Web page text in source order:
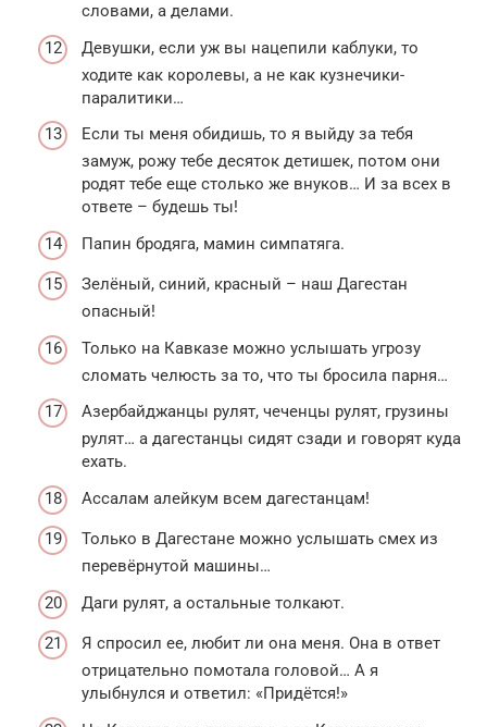
словами, а делами.
Девушки, если уж вы нацепили каблуки, то
ходите как королевы, а не как кузнечики-
паралитики…
Если ты меня обидишь, то я выйду за тебя
замуж, рожу тебе десяток детишек, потом они
родят тебе еще столько же внуков… И за всех в
ответе – будешь ты!
Папин бродяга, мамин симпатяга.
Зелёный, синий, красный – наш Дагестан
опасный!
Только на Кавказе можно услышать угрозу
сломать челюсть за то, что ты бросила парня…
Азербайджанцы рулят, чеченцы рулят, грузины
рулят… а дагестанцы сидят сзади и говорят куда
ехать.
Ассалам алейкум всем дагестанцам!
Только в Дагестане можно услышать смех из
перевёрнутой машины…
Даги рулят, а остальные толкают.
Я спросил ее, любит ли она меня. Она в ответ
отрицательно помотала головой… А я
улыбнулся и ответил: «Придётся!»